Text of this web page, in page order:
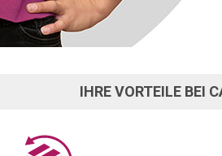
IHRE VORTEILE BEI